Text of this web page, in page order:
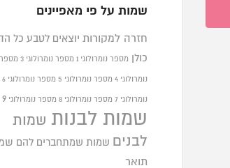
שמות על פי מאפיינים
חזרה למקורות יוצאים לטבע כל
כולן מספר נומרולוגי 1 מספר נומרולוגי 3 מספר
נומרולוגי 4 מספר נומרולוגי 5 מספר נומרולוגי 6
נומרולוגי 7 מספר נומרולוגי 8 מספר נומרולוגי9
שמות לבנות שמות
לבנים
שמות שמתחברים להם
תואר